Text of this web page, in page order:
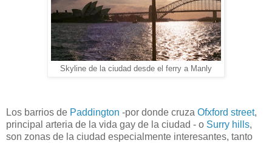
Skyline de la ciudad desde el ferry a Manly
Los barrios de Paddington -por donde cruza Ofxford street,
principal arteria de la vida gay de la ciudad - o Surry hills,
son zonas de la ciudad especialmente interesantes, tanto